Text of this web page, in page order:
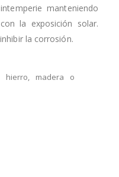
manteniendo
la exposición solar.
la corrosión.
hierro, madera o